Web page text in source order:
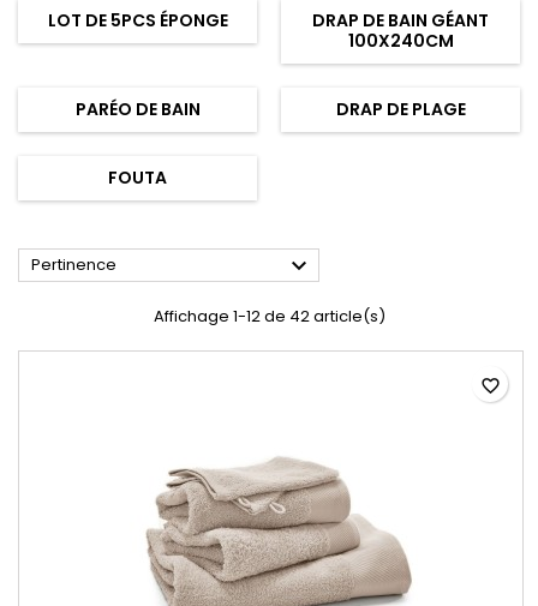
LOT DE 5PCS ÉPONGE
DRAP DE BAIN GÉANT
100X240CM
PARÉO DE BAIN DRAP DE PLAGE
FOUTA
Pertinence 
Affichage 1-12 de 42 article(s)
favorite_border